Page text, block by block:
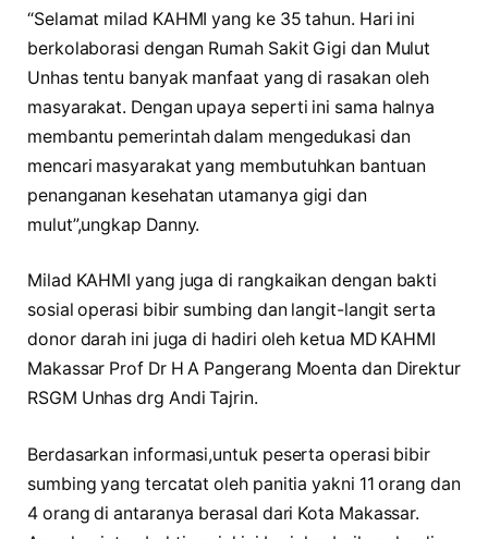
“Selamat milad KAHMI yang ke 35 tahun. Hari ini
berkolaborasi dengan Rumah Sakit Gigi dan Mulut
Unhas tentu banyak manfaat yang di rasakan oleh
masyarakat. Dengan upaya seperti ini sama halnya
membantu pemerintah dalam mengedukasi dan
mencari masyarakat yang membutuhkan bantuan
penanganan kesehatan utamanya gigi dan
mulut”,ungkap Danny.
Milad KAHMI yang juga di rangkaikan dengan bakti
sosial operasi bibir sumbing dan langit-langit serta
donor darah ini juga di hadiri oleh ketua MD KAHMI
Makassar Prof Dr H A Pangerang Moenta dan Direktur
RSGM Unhas drg Andi Tajrin.
Berdasarkan informasi,untuk peserta operasi bibir
sumbing yang tercatat oleh panitia yakni 11 orang dan
4 orang di antaranya berasal dari Kota Makassar.